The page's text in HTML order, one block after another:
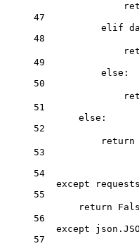
47
elif
48
49
else :
50
51
else :
52
return
53
54
except
55
return
56
except
57